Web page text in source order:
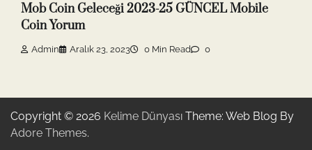
Mob Coin Geleceği 2023-25 GÜNCEL Mobile
Coin Yorum
Admin Aralık 23, 2023 0 Min Read 0
Copyright © 2026 Kelime Dünyası Theme: Web Blog By
Adore Themes.